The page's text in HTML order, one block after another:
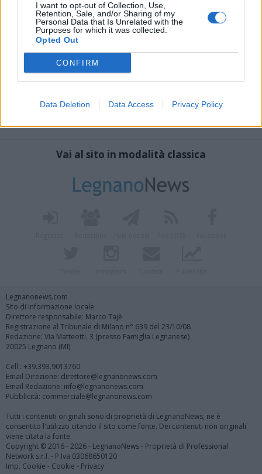
I want to opt-out of Collection, Use,
Retention, Sale, and/or Sharing of my
Personal Data that Is Unrelated with the
Purposes for which it was collected.
Opted Out
CONFIRM
Data Deletion Data Access Privacy Policy
Vai al sito in modalità classica
Legnanonews.com
Sito di informazione locale
Direttore responsabile: Marco Tajè
Registrazione al Tribunale di Milano n° 639 del 23/10/08
Redazione: Via Matteotti, 3 (presso Famiglia Legnanese)
20025 Legnano (MI)
Cell.: +39.393.9013760
Email Direzione: direttore@legnanonews.com
Email Redazione: info@legnanonews.com
Pubblicità: commerciale@legnanonews.com
Tutti i contenuti originali sono di proprietà di LegnanoNews, ne è
consentito l'utilizzo citando il sito come fonte. Dei contenuti non originali
viene citata la fonte.
Copyright © 2016 - 2026 - LegnanoNews - Proprietà di Professional
Network s.r.l. - P.Iva 03068650120
Imp. Cookie - Cookie - Privacy